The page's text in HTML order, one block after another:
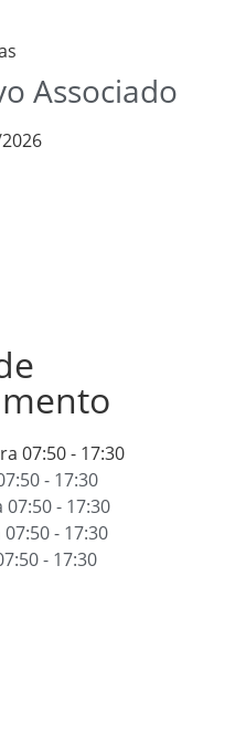
Associado
07:50 - 17:30
- 17:30
07:50 - 17:30
07:50 - 17:30
- 17:30